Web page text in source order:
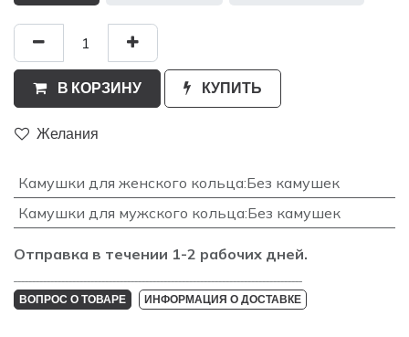
В КОРЗИНУ КУПИТЬ
Желания
Камушки для женского кольца:Без камушек
Камушки для мужского кольца:Без камушек
Отправка в течении 1-2 рабочих дней.
ВОПРОС О ТОВАРЕ ИНФОРМАЦИЯ О ДОСТАВКЕ